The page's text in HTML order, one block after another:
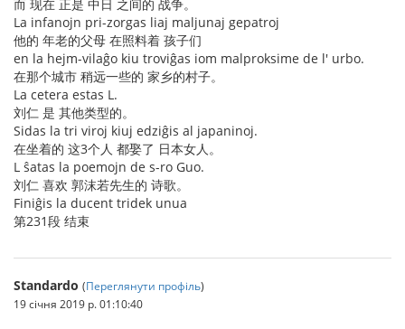
而 现在 正是 中日 之间的 战争。
La infanojn pri-zorgas liaj maljunaj gepatroj
他的 年老的父母 在照料着 孩子们
en la hejm-vilaĝo kiu troviĝas iom malproksime de l' urbo.
在那个城市 稍远一些的 家乡的村子。
La cetera estas L.
刘仁 是 其他类型的。
Sidas la tri viroj kiuj edziĝis al japaninoj.
在坐着的 这3个人 都娶了 日本女人。
L ŝatas la poemojn de s-ro Guo.
刘仁 喜欢 郭沫若先生的 诗歌。
Finiĝis la ducent tridek unua
第231段 结束
Standardo (Переглянути профіль)
19 січня 2019 р. 01:10:40